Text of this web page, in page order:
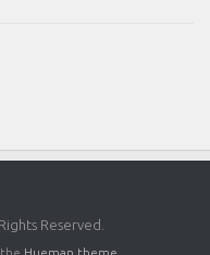
Reserved.
Hueman theme